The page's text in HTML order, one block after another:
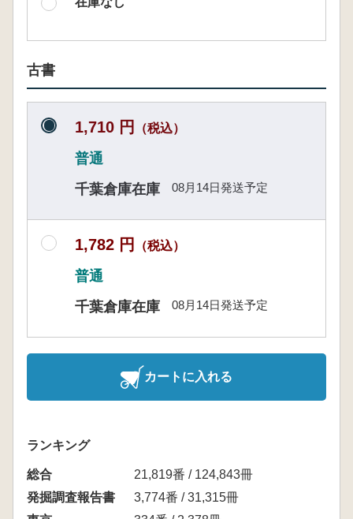
古書
1,710 円 （税込）
普通
千葉倉庫在庫
08月14日発送予定
1,782 円 （税込）
普通
千葉倉庫在庫
08月14日発送予定
カートに入れる
ランキング
総合
21,819番 / 124,843冊
発掘調査報告書
3,774番 / 31,315冊